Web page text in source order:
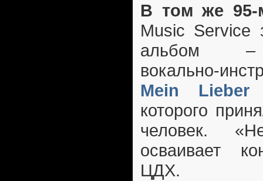
В том же 95-
Music Service
альбом –
вокально-
Mein Lieber
которого
человек.
осваивает
ЦДХ.